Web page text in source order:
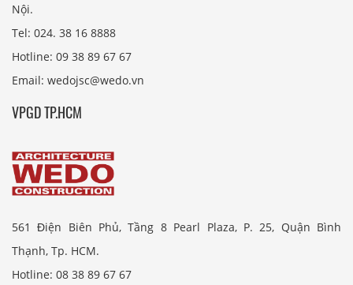
Nội.
Tel: 024. 38 16 8888
Hotline: 09 38 89 67 67
Email: wedojsc@wedo.vn
VPGD TP.HCM
561 Điện Biên Phủ, Tầng 8 Pearl Plaza, P. 25, Quận Bình
Thạnh, Tp. HCM.
Hotline: 08 38 89 67 67